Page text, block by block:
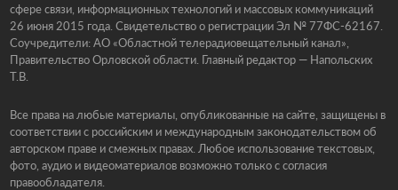
сфере связи, информационных технологий и массовых коммуникаций
26 июня 2015 года. Свидетельство о регистрации Эл № 77ФС-62167.
Соучредители: АО «Областной телерадиовещательный канал»,
Правительство Орловской области. Главный редактор — Напольских
Т.В.
Все права на любые материалы, опубликованные на сайте, защищены в
соответствии с российским и международным законодательством об
авторском праве и смежных правах. Любое использование текстовых,
фото, аудио и видеоматериалов возможно только с согласия
правообладателя.